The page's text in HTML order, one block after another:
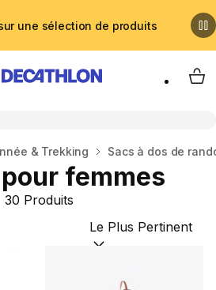
une sélection de produits
My
& Trekking Sacs à dos de
femmes
30 Produits
Trier par :(optional)